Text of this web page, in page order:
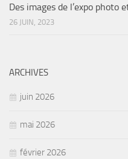
Des images de l’expo photo
26 JUIN, 2023
ARCHIVES
juin 2026
mai 2026
février 2026